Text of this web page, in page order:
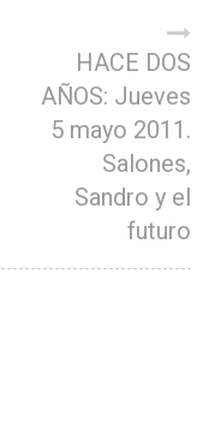
HACE DOS
AÑOS: Jueves
5 mayo 2011.
Salones,
Sandro y el
futuro